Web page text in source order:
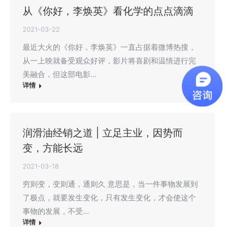
从《你好，李焕英》看化学的点点滴滴
2021-03-22
最近大火的《你好，李焕英》一直占据着微博热搜，
从一上映就备受观众好评，影片将喜剧和温情进行完
美融合，但这部电影…
详情
润滑油经销之道 | 立足主业，因势而
变，方能长远
2021-03-18
穷则变，变则通，通则久 意思是，当一件事物发展到
了极点，就要发生变化，只有发生变化，才会使这个
事物的发展，不受…
详情